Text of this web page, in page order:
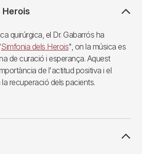
Herois
quirúrgica, el Dr. Gabarrós ha
Simfonia dels Herois", on la música es
de curació i esperança. Aquest
de l'actitud positiva i el
recuperació dels pacients.